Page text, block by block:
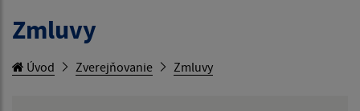
Zmluvy
Úvod Zverejňovanie Zmluvy